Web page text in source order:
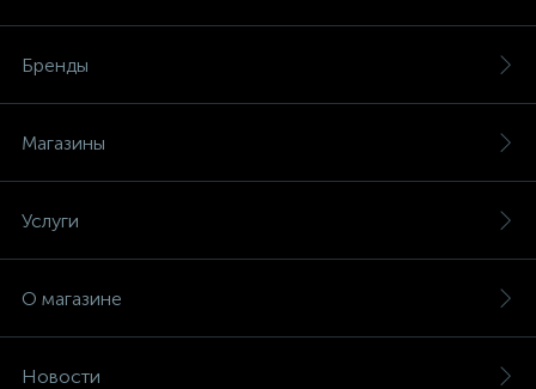
Бренды
Магазины
Услуги
О магазине
Новости